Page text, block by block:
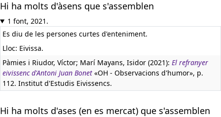
Hi ha molts d'àsens que s'assemblen
1 font, 2021.
Es diu de les persones curtes d'enteniment.
Lloc: Eivissa.
Pàmies i Riudor, Víctor; Marí Mayans, Isidor (2021): El refranyer
eivissenc d'Antoni Juan Bonet «OH - Observacions d'humor», p.
112. Institut d'Estudis Eivissencs.
Hi ha molts d'ases (en es mercat) que s'assemblen